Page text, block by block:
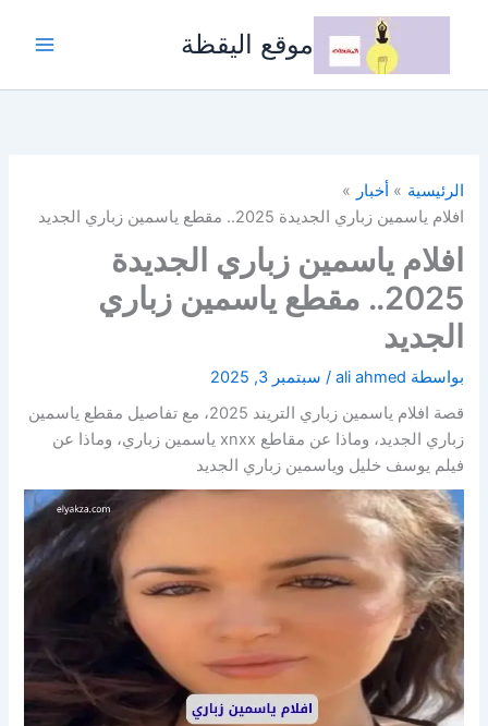
تخطي
موقع اليقظة
الرئيسية
أخبار
افلام ياسمين زباري الجديدة 2025.. مقطع ياسمين زباري الجديد
افلام ياسمين زباري الجديدة
2025.. مقطع ياسمين زباري
الجديد
بواسطة ali ahmed
/ سبتمبر 3, 2025
قصة افلام ياسمين زباري التريند 2025، مع تفاصيل مقطع ياسمين
زباري الجديد، وماذا عن مقاطع xnxx ياسمين زباري، وماذا عن
فيلم يوسف خليل وياسمين زباري الجديد